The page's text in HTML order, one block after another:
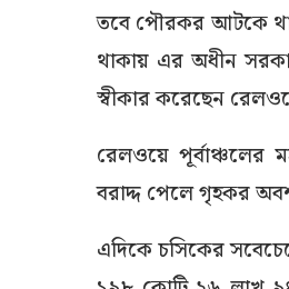
তবে পৌরকর আটকে
থাকায় এর অধীন
স্বীকার করেছেন
রেলওয়ে পূর্বাঞ্চলের
বরাদ্দ পেলে গৃহকর
এদিকে চসিকের